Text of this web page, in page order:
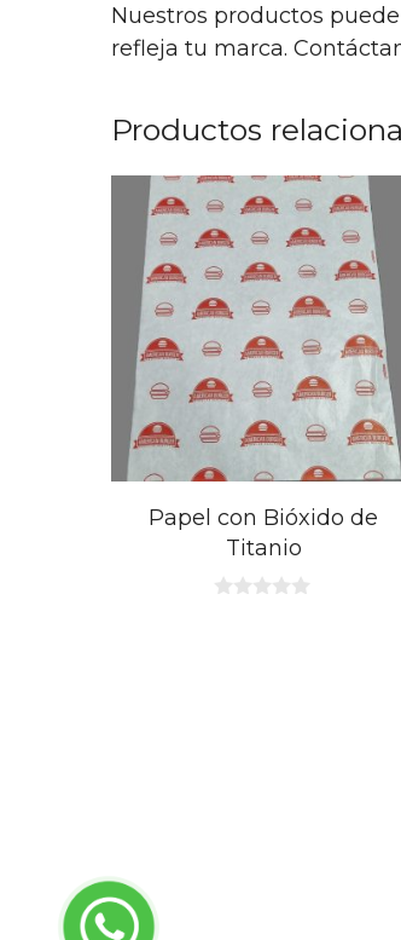
Nuestros productos
refleja tu marca.
Productos
Papel con Bióxido de
Titanio